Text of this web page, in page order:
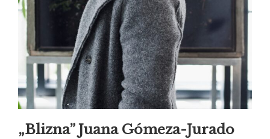
„Blizna” Juana Gómeza-Jurado